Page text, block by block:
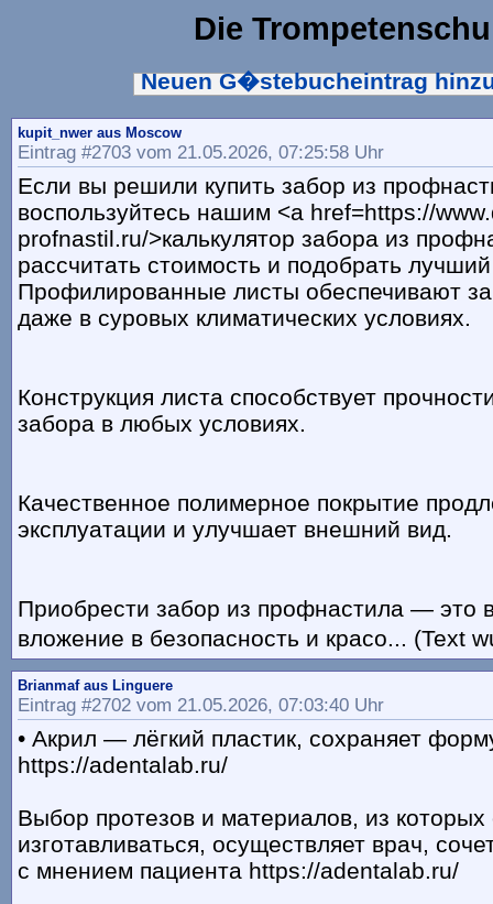
Die
Neuen G�stebucheintrag
kupit_nwer aus Moscow
Eintrag #2703 vom 21.05.2026, 07:25:58 Uhr
Если вы решили купить забор из
воспользуйтесь нашим <a href=https://
profnastil.ru/>калькулятор забора из
рассчитать стоимость и подобрать
Профилированные листы обеспечивают
даже в суровых климатических условиях.
Конструкция листа способствует
забора в любых условиях.
Качественное полимерное покрытие
эксплуатации и улучшает внешний вид.
Приобрести забор из профнастила — это
вложение в безопасность и красо... (Text
Brianmaf aus Linguere
Eintrag #2702 vom 21.05.2026, 07:03:40 Uhr
• Акрил — лёгкий пластик, сохраняет
https://adentalab.ru/
Выбор протезов и материалов, из которых
изготавливаться, осуществляет врач,
с мнением пациента https://adentalab.ru/